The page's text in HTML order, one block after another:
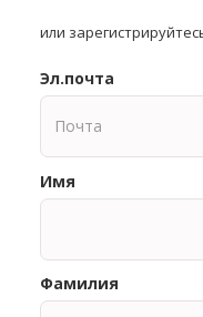
или
Эл.почта
Имя
Фамилия